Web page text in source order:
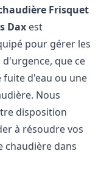
Frisquet
Dax est
pour gérer les
que ce
d'eau ou une
Nous
disposition
à résoudre vos
chaudière dans